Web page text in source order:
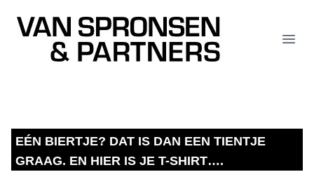
Van Spronsen & Partners
EÉN BIERTJE? DAT IS DAN EEN TIENTJE
GRAAG. EN HIER IS JE T-SHIRT….